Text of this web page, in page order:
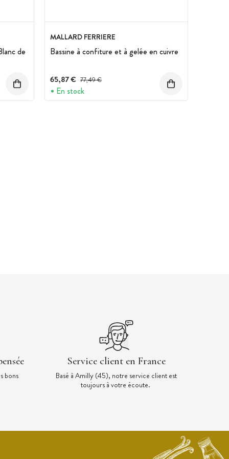
de
MALLARD FERRIERE
Bassine à confiture et à gelée en cuivre
65,87 € Prix avant réduction :
77,49 €
En stock
bons
Service client en France
Basé à Amilly (45), notre service client est
toujours à votre écoute.